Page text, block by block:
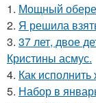
1. Мощный
2. Я решила
3. 37 лет, двое
Кристины асмус.
4. Как
5. Набор в